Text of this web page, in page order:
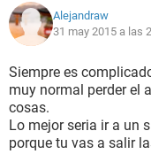
Alejandraw
31 may 2015 a las
Siempre es
muy normal perder el
cosas.
Lo mejor seria ir a un
porque tu vas a salir